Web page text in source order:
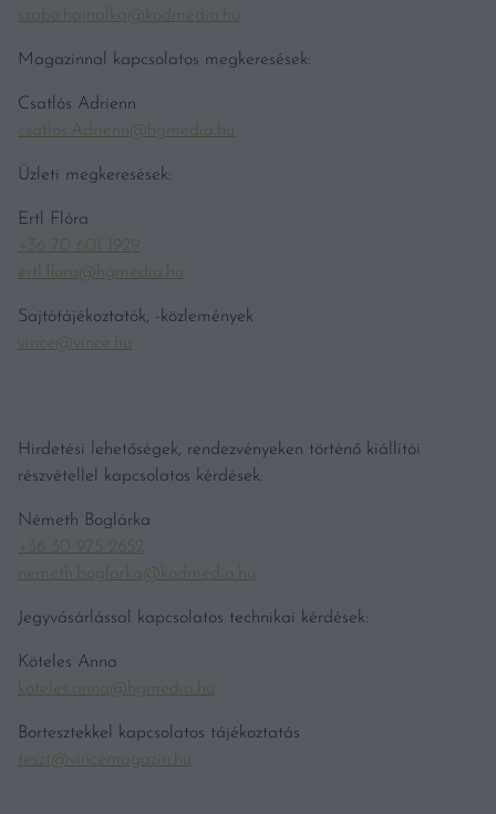
szabo.hajnalka@kodmedia.hu
Magazinnal kapcsolatos megkeresések:
Csatlós Adrienn
csatlos.Adrienn@hgmedia.hu
Üzleti megkeresések:
Ertl Flóra
+36 70 601 1929
ertl.flora@hgmedia.hu
Sajtótájékoztatók, -közlemények
vince@vince.hu
Hirdetési lehetőségek, rendezvényeken történő kiállítói
részvétellel kapcsolatos kérdések:
Németh Boglárka
+36 30 975 2652
nemeth.boglarka@kodmedia.hu
Jegyvásárlással kapcsolatos technikai kérdések:
Köteles Anna
koteles.anna@hgmedia.hu
Bortesztekkel kapcsolatos tájékoztatás
teszt@vincemagazin.hu